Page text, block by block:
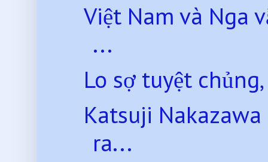
Việt Nam và Nga
...
Lo sợ tuyệt
Katsuji
ra...